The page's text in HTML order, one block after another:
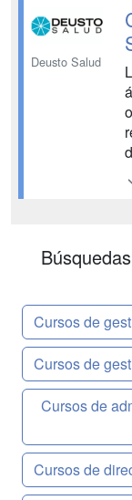
Deusto Salud
Cursos de
Cursos de
Cursos de
Cursos de